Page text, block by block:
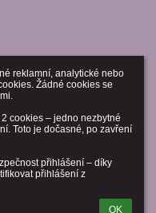
reklamní, analytické nebo
Žádné cookies se
cookies – jedno nezbytné
Toto je dočasné, po zavření
přihlášení – díky
přihlášení z
OK